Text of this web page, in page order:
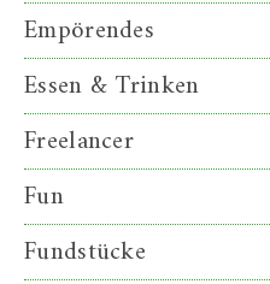
Empörendes
Essen & Trinken
Freelancer
Fun
Fundstücke